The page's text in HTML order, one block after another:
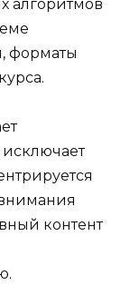
алгоритмов
форматы
исключает
внимания
контент